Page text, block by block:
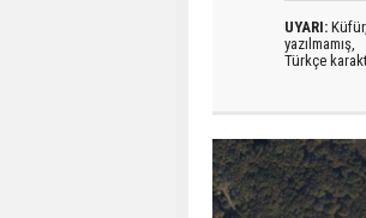
UYARI:
yazılmamış,
Türkçe